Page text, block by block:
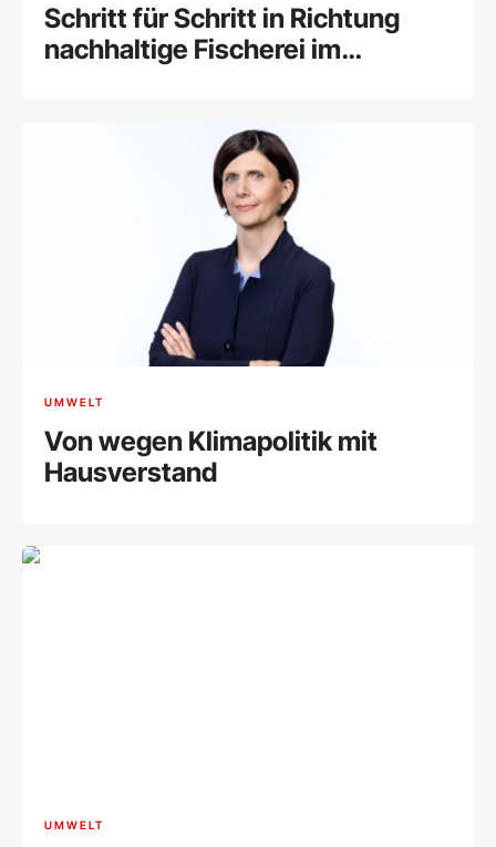
Schritt für Schritt in Richtung
nachhaltige Fischerei im
UMWELT
Von wegen Klimapolitik mit
Hausverstand
UMWELT